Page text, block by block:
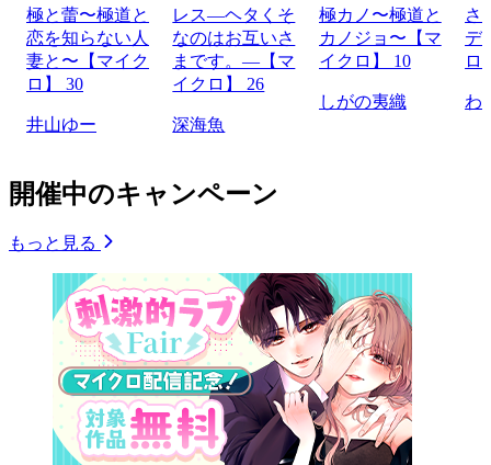
極と蕾〜極道と
恋を知らない人
妻と〜【マイク
ロ】 30
井山ゆー
レス―ヘタくそ
なのはお互いさ
まです。―【マ
イクロ】 26
深海魚
極カノ〜極道と
カノジョ〜【マ
イクロ】 10
しがの夷織
さ
デ
ロ
わ
開催中のキャンペーン
もっと見る